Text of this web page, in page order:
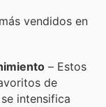
vendidos en
– Estos
de
intensifica